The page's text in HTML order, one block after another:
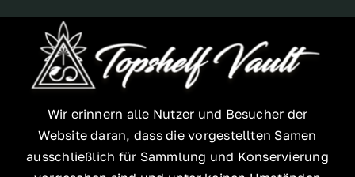
Wir erinnern alle Nutzer und Besucher der
Website daran, dass die vorgestellten Samen
ausschließlich für Sammlung und Konservierung